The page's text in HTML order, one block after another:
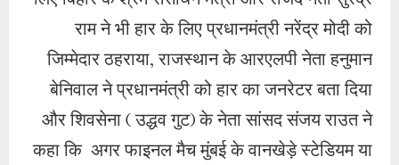
राम ने भी हार के लिए प्रधानमंत्री नरेंद्र मोदी को
जिम्मेदार ठहराया, राजस्थान के आरएलपी नेता हनुमान
बेनिवाल ने प्रधानमंत्री को हार का जनरेटर बता दिया
और शिवसेना ( उद्धव गुट) के नेता सांसद संजय राउत ने
कहा कि अगर फाइनल मैच मुंबई के वानखेड़े स्टेडियम या